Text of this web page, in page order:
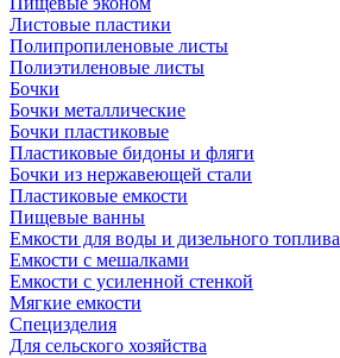
Листовые пластики
Полипропиленовые листы
Полиэтиленовые листы
Бочки
Бочки металлические
Бочки пластиковые
Пластиковые бидоны и фляги
Бочки из нержавеющей стали
Пластиковые емкости
Пищевые ванны
Емкости для воды и дизельного топлива
Емкости с мешалками
Емкости с усиленной стенкой
Мягкие емкости
Специзделия
Для сельского хозяйства